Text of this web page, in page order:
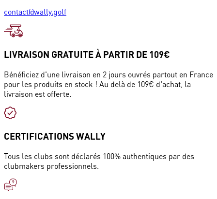
contact@wally.golf
LIVRAISON GRATUITE À PARTIR DE 109€
Bénéficiez d'une livraison en 2 jours ouvrés partout en France
pour les produits en stock ! Au delà de 109€ d'achat, la
livraison est offerte.
CERTIFICATIONS WALLY
Tous les clubs sont déclarés 100% authentiques par des
clubmakers professionnels.